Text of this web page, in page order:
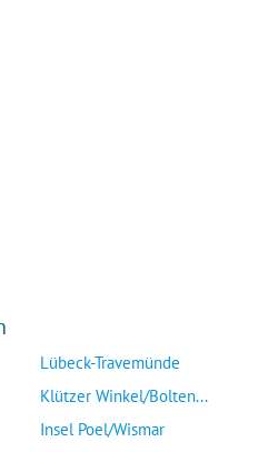
Lübeck-Travemünde
Klützer Winkel/Bolten...
Insel Poel/Wismar